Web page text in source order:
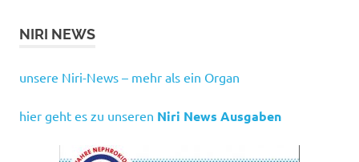
NIRI NEWS
unsere Niri-News – mehr als ein Organ
hier geht es zu unseren Niri News Ausgaben